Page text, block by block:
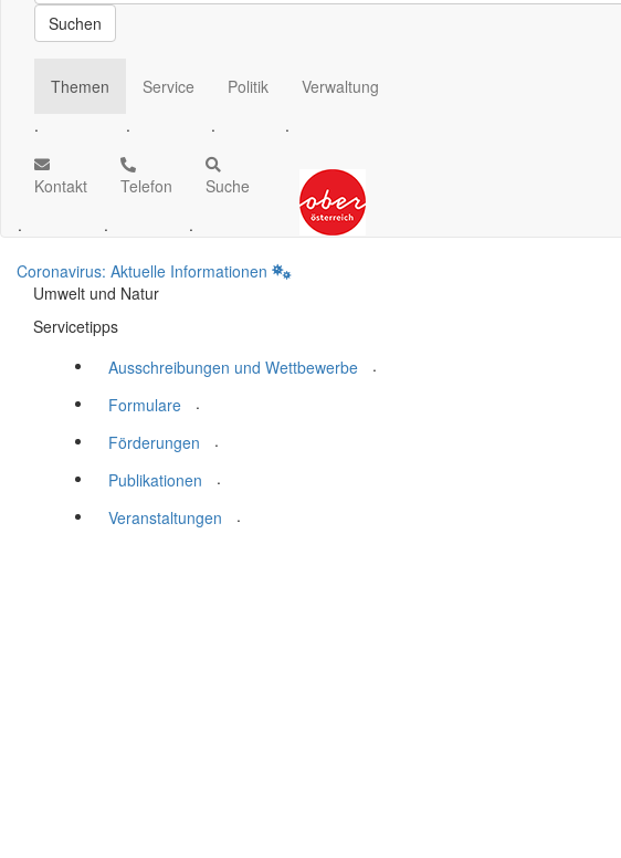
Suchen
Themen
.
Service
.
Politik
.
Verwaltung
.
Kontakt
.
Telefon
.
Suche
.
Coronavirus: Aktuelle Informationen
Umwelt und Natur
Servicetipps
Ausschreibungen und Wettbewerbe
.
Formulare
.
Förderungen
.
Publikationen
.
Veranstaltungen
.